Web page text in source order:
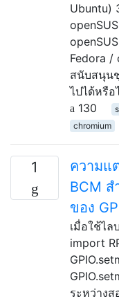
Ubuntu)
Fedora /
สนับสนุน
ไปได้หรื
130
chromium
1
ความแ
BCM ส
ของ
เมื่อใช้ไล
import
ระหว่างส